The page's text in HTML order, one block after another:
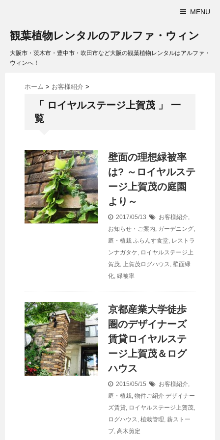
MENU
観葉植物レンタルのアルファ・ウィン
大阪市・茨木市・豊中市・吹田市など大阪の観葉植物レンタルはアルファ・
ウィンへ！
ホーム > お客様紹介 >
「 ロイヤルステージ上賀茂 」 一
覧
壁面の理想緑被率
は? ～ロイヤルステ
ージ上賀茂の庭園
より～
2017/05/13 お客様紹介,
お知らせ・ご案内, ガーデニング,
庭・植栽 ふらんす食堂, レストラ
ンナガタケ, ロイヤルステージ上
賀茂, 上賀茂ログハウス, 壁面緑
化, 緑被率
京都産業大学徒歩
圏のデザイナーズ
賃貸ロイヤルステ
ージ上賀茂＆ログ
ハウス
2015/05/15 お客様紹介,
庭・植栽, 物件ご紹介 デザイナー
ズ賃貸, ロイヤルステージ上賀茂,
ログハウス, 植栽管理, 薪ストー
ブ, 高木剪定